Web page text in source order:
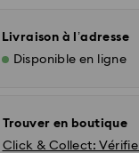
Livraison à l’adresse
Disponible en ligne
Trouver en boutique
Click & Collect: